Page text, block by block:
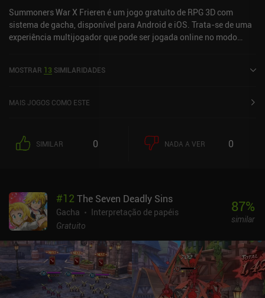
Summoners War X Frieren é um jogo gratuito de RPG 3D com
sistema de gacha, disponível para Android e iOS. Trata-se de uma
experiência multijogador que pode ser jogada online no modo
de 5,0 na App Store do iOS.
MOSTRAR 13 SIMILARIDADES
MAIS JOGOS COMO ESTE
SIMILAR 0 NADA A VER 0
#12 The Seven Deadly Sins
Gacha
Interpretação de papéis
Gratuito
87%
similar